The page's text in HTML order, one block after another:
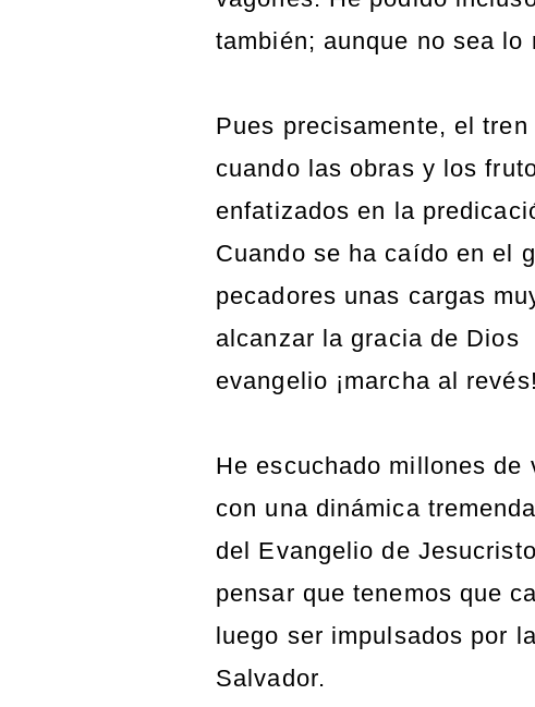
también; aunque no sea lo
Pues precisamente, el
cuando las obras y los
enfatizados en la
Cuando se ha caído en el
pecadores unas cargas
alcanzar la gracia de Dios
evangelio ¡marcha al revés!
He escuchado millones
con una dinámica
del Evangelio de
pensar que tenemos que
luego ser impulsados por
Salvador.